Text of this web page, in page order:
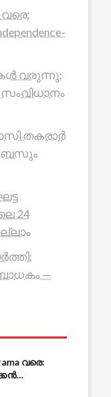
വരെ:
വരുന്നു;
തകരാർ
ബസും
24
—
വരെ: